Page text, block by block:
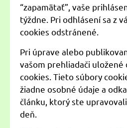
“zapamätať”, vaše
týždne. Pri odhlásení sa z
cookies odstránené.
Pri úprave alebo
vašom prehliadači
cookies. Tieto súbory
žiadne osobné údaje a
článku, ktorý ste
deň.